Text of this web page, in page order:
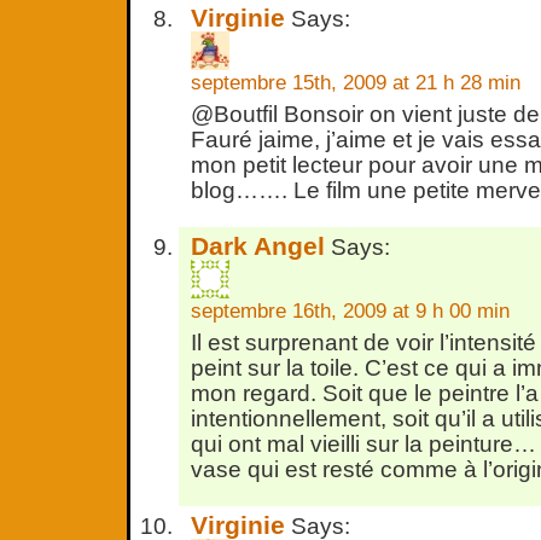
Virginie Says:
septembre 15th, 2009 at 21 h 28 min
@Boutfil Bonsoir on vient juste
Fauré jaime, j’aime et je vais
mon petit lecteur pour avoir une
blog……. Le film une petite
Dark Angel Says:
septembre 16th, 2009 at 9 h 00 min
Il est surprenant de voir
peint sur la toile. C’est ce qui a
mon regard. Soit que le peintre
intentionnellement, soit qu’il a
qui ont mal vieilli sur la
vase qui est resté comme à
Virginie Says: